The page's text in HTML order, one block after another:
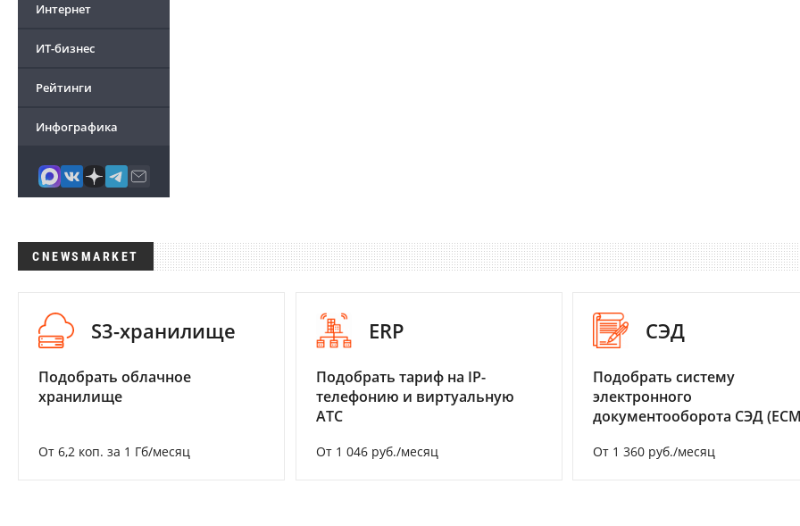
Интернет
ИТ-бизнес
Рейтинги
Инфографика
CNEWSMARKET
S3-хранилище
Подобрать облачное
хранилище
От 6,2 коп. за 1 Гб/месяц
ERP
Подобрать тариф на IP-
телефонию и виртуальную
АТС
От 1 046 руб./месяц
СЭД
Подобрать систему
электронного
документооборота СЭД
От 1 360 руб./месяц